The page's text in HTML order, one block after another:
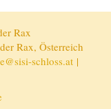
Rax
Rax, Österreich
schloss.at|